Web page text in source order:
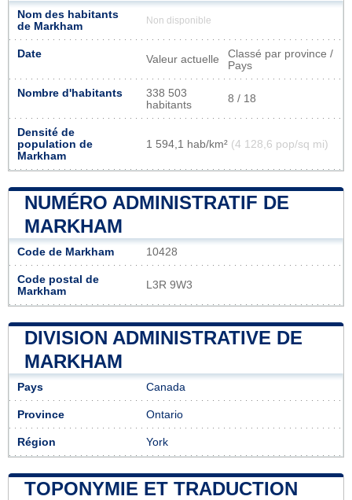
Nom des habitants
de Markham
Non disponible
Date Valeur actuelle
Classé par province /
Pays
Nombre d'habitants
338 503
habitants
8 / 18
Densité de
population de
Markham
1 594,1 hab/km² (4 128,6 pop/sq mi)
NUMÉRO ADMINISTRATIF DE
MARKHAM
Code de Markham 10428
Code postal de
Markham
L3R 9W3
DIVISION ADMINISTRATIVE DE
MARKHAM
Pays Canada
Province Ontario
Région York
TOPONYMIE ET TRADUCTION